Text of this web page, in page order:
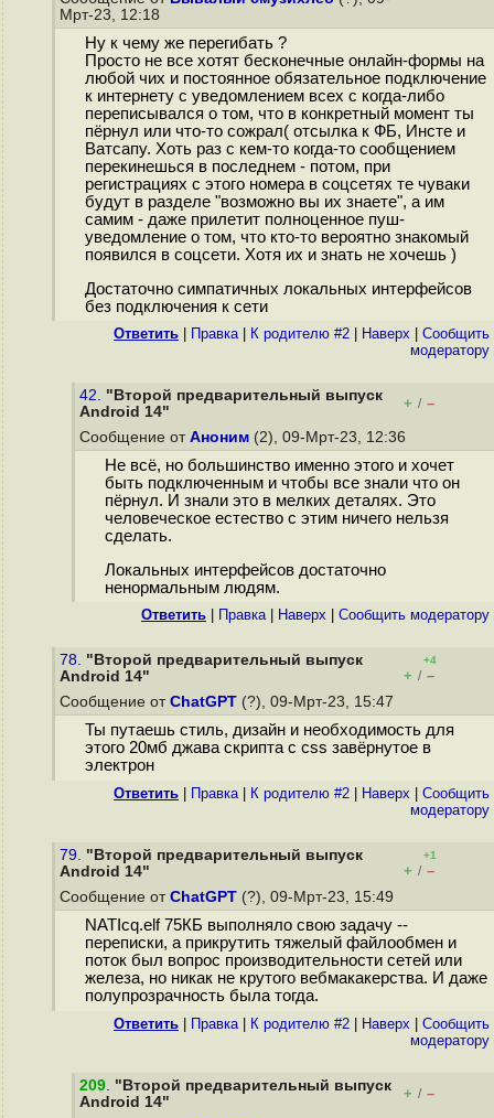
Мрт-23, 12:18
Ну к чему же перегибать ?
Просто не все хотят бесконечные онлайн-формы на
любой чих и постоянное обязательное подключение
к интернету с уведомлением всех с когда-либо
переписывался о том, что в конкретный момент ты
пёрнул или что-то сожрал( отсылка к ФБ, Инсте и
Ватсапу. Хоть раз с кем-то когда-то сообщением
перекинешься в последнем - потом, при
регистрациях с этого номера в соцсетях те чуваки
будут в разделе "возможно вы их знаете", а им
самим - даже прилетит полноценное пуш-
уведомление о том, что кто-то вероятно знакомый
появился в соцсети. Хотя их и знать не хочешь )
Достаточно симпатичных локальных интерфейсов
без подключения к сети
Ответить Правка| К родителю #2 Наверх
Cообщить
модератору
42. "Второй предварительный выпуск
Android 14"
+ / –
Сообщение от Аноним (2), 09-Мрт-23, 12:36
Не всё, но большинство именно этого и хочет
быть подключенным и чтобы все знали что он
пёрнул. И знали это в мелких деталях. Это
человеческое естество с этим ничего нельзя
сделать.
Локальных интерфейсов достаточно
ненормальным людям.
Ответить Правка| Наверх Cообщить модератору
78. "Второй предварительный выпуск
Android 14"
+4
+ / –
Сообщение от ChatGPT (?), 09-Мрт-23, 15:47
Ты путаешь стиль, дизайн и необходимость для
этого 20мб джава скрипта с css завёрнутое в
электрон
Ответить Правка| К родителю #2 Наверх
Cообщить
модератору
79. "Второй предварительный выпуск
Android 14"
+1
+ / –
Сообщение от ChatGPT (?), 09-Мрт-23, 15:49
NATIcq.elf 75КБ выполняло свою задачу --
переписки, а прикрутить тяжелый файлообмен и
поток был вопрос производительности сетей или
железа, но никак не крутого вебмакакерства. И даже
полупрозрачность была тогда.
Ответить Правка| К родителю #2 Наверх
Cообщить
модератору
209. "Второй предварительный выпуск
Android 14"
+ / –